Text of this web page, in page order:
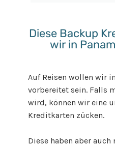
Diese Backup
wir in
Auf Reisen wollen wir
vorbereitet sein. Falls
wird, können wir eine
Kreditkarten zücken.
Diese haben aber auch